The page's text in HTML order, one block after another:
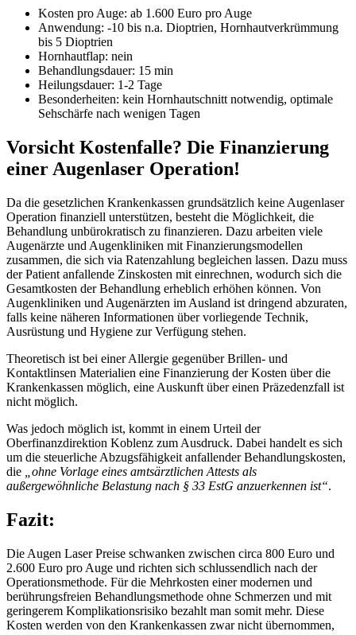
Kosten pro Auge: ab 1.600 Euro pro Auge
Anwendung: -10 bis n.a. Dioptrien, Hornhautverkrümmung
bis 5 Dioptrien
Hornhautflap: nein
Behandlungsdauer: 15 min
Heilungsdauer: 1-2 Tage
Besonderheiten: kein Hornhautschnitt notwendig, optimale
Sehschärfe nach wenigen Tagen
Vorsicht Kostenfalle? Die Finanzierung
einer Augenlaser Operation!
Da die gesetzlichen Krankenkassen grundsätzlich keine Augenlaser
Operation finanziell unterstützen, besteht die Möglichkeit, die
Behandlung unbürokratisch zu finanzieren. Dazu arbeiten viele
Augenärzte und Augenkliniken mit Finanzierungsmodellen
zusammen, die sich via Ratenzahlung begleichen lassen. Dazu muss
der Patient anfallende Zinskosten mit einrechnen, wodurch sich die
Gesamtkosten der Behandlung erheblich erhöhen können. Von
Augenkliniken und Augenärzten im Ausland ist dringend abzuraten,
falls keine näheren Informationen über vorliegende Technik,
Ausrüstung und Hygiene zur Verfügung stehen.
Theoretisch ist bei einer Allergie gegenüber Brillen- und
Kontaktlinsen Materialien eine Finanzierung der Kosten über die
Krankenkassen möglich, eine Auskunft über einen Präzedenzfall ist
nicht möglich.
Was jedoch möglich ist, kommt in einem Urteil der
Oberfinanzdirektion Koblenz zum Ausdruck. Dabei handelt es sich
um die steuerliche Abzugsfähigkeit anfallender Behandlungskosten,
die
„ohne Vorlage eines amtsärztlichen Attests als
außergewöhnliche Belastung nach § 33 EstG anzuerkennen ist“.
Fazit:
Die Augen Laser Preise schwanken zwischen circa 800 Euro und
2.600 Euro pro Auge und richten sich schlussendlich nach der
Operationsmethode. Für die Mehrkosten einer modernen und
berührungsfreien Behandlungsmethode ohne Schmerzen und mit
geringerem Komplikationsrisiko bezahlt man somit mehr. Diese
Kosten werden von den Krankenkassen zwar nicht übernommen,